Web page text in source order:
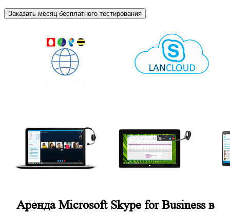
Заказать месяц бесплатного тестирования
Аренда Microsoft Skype for Business в